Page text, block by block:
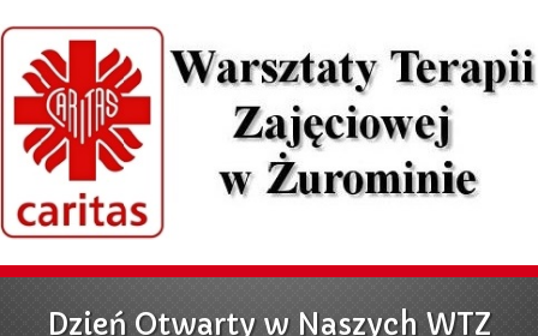
Dzień Otwarty w Naszych WTZ